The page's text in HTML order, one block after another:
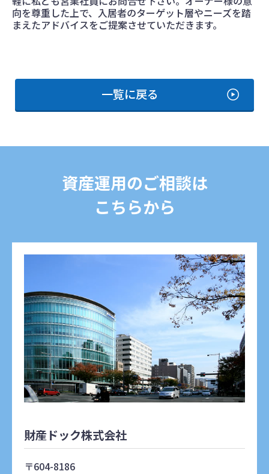
向を尊重した上で、入居者のターゲット層やニーズを踏
まえたアドバイスをご提案させていただきます。
一覧に戻る
資産運用のご相談は
こちらから
財産ドック株式会社
〒604-8186